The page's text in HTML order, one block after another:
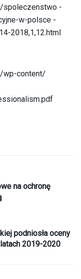
spoleczenstwo -
w-polsce -
2018,1,12.html
wp-content/
na ochronę
podniosła oceny
2019-2020